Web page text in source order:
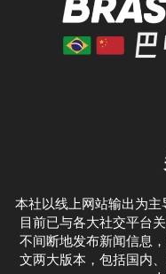
本社以线上网站输出为主
目前已与各大社交平台
不间断地发布新闻信息
文两大版本，包括国内